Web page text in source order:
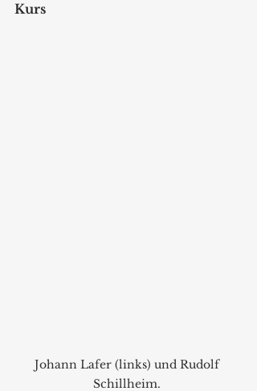
Kurs
Johann Lafer (links) und Rudolf
Schillheim.